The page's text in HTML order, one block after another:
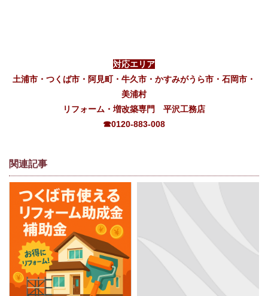
対応エリア
土浦市・つくば市・阿見町・牛久市・かすみがうら市・石岡市・
美浦村
リフォーム・増改築専門 平沢工務店
☎0120-883-008
関連記事